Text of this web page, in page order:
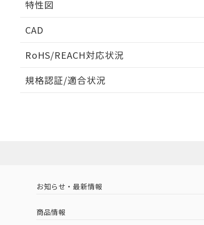
特性図
CAD
RoHS/REACH対応状況
EU RoHS 注意事項・凡例
中国 RoHS 注意事項・凡例
規格認証/適合状況
（イギリス
（ノルウェー
お知らせ・最新情報
商品情報